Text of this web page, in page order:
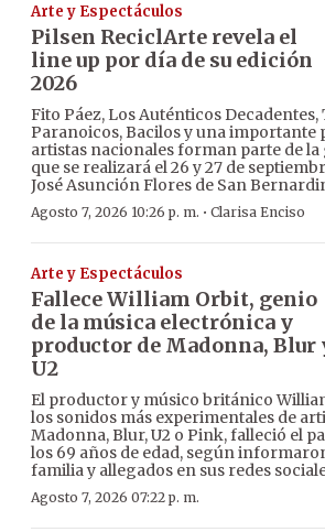
Arte y Espectáculos
Pilsen ReciclArte revela el
line up por día de su edición
2026
Fito Páez, Los Auténticos
Paranoicos, Bacilos y una importante
artistas nacionales forman parte de
que se realizará el 26 y 27 de
José Asunción Flores de San
Agosto 7, 2026 10:26 p. m. · Clarisa Enciso
Arte y Espectáculos
Fallece William Orbit, genio
de la música electrónica y
productor de Madonna, Blur
U2
El productor y músico británico
los sonidos más experimentales de
Madonna, Blur, U2 o Pink, falleció el
los 69 años de edad, según
familia y allegados en sus redes
Agosto 7, 2026 07:22 p. m.